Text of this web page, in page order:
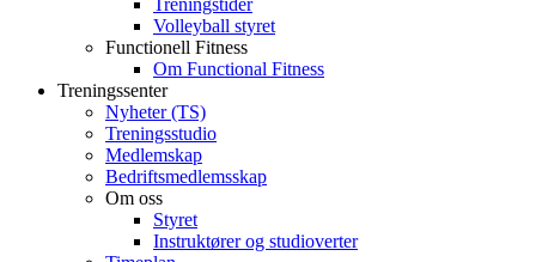
Treningstider
Volleyball styret
Functionell Fitness
Om Functional Fitness
Treningssenter
Nyheter (TS)
Treningsstudio
Medlemskap
Bedriftsmedlemsskap
Om oss
Styret
Instruktører og studioverter